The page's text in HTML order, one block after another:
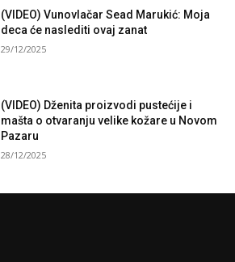
(VIDEO) Vunovlačar Sead Marukić: Moja
deca će naslediti ovaj zanat
29/12/2025
(VIDEO) Dženita proizvodi pustećije i
mašta o otvaranju velike kožare u Novom
Pazaru
28/12/2025